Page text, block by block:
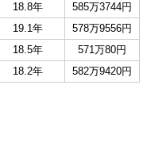
18.8年
585万3744円
19.1年
578万9556円
18.5年
571万80円
18.2年 582万9420円